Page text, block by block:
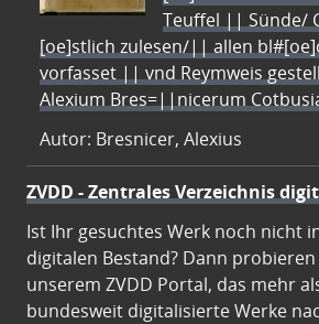
Teuffel || Sünde/
[oe]stlich zulesen/|| allen
vorfasset || vnd Reymweis
Alexium Bres=||nicerum
Autor: Bresnicer, Alexius
ZVDD - Zentrales Verzeichnis
Ist Ihr gesuchtes Werk noch nicht
digitalen Bestand? Dann probieren
unserem ZVDD Portal, das mehr
bundesweit digitalisierte Werke